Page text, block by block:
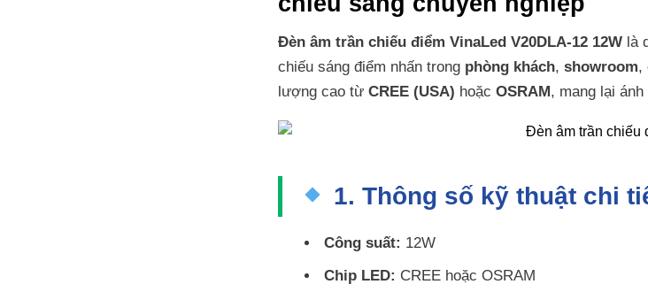
Đèn âm trần chiếu điểm VinaLed V20DLA-12 12Wlà
chiếu sáng điểm nhấn trong phòng khách, showroom,
lượng cao từ CREE (USA) hoặc OSRAM , mang lại
1. Thông số kỹ thuật chi
Công suất: 12W
Chip LED: CREE hoặc OSRAM